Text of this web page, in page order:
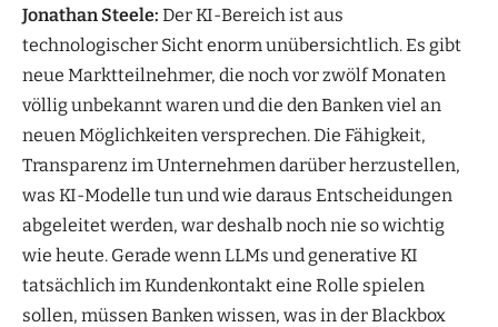
Jonathan Steele: Der KI-Bereich ist aus
technologischer Sicht enorm unübersichtlich. Es gibt
neue Marktteilnehmer, die noch vor zwölf Monaten
völlig unbekannt waren und die den Banken viel an
neuen Möglichkeiten versprechen. Die Fähigkeit,
Transparenz im Unternehmen darüber herzustellen,
was KI-Modelle tun und wie daraus Entscheidungen
abgeleitet werden, war deshalb noch nie so wichtig
wie heute. Gerade wenn LLMs und generative KI
tatsächlich im Kundenkontakt eine Rolle spielen
sollen, müssen Banken wissen, was in der Blackbox